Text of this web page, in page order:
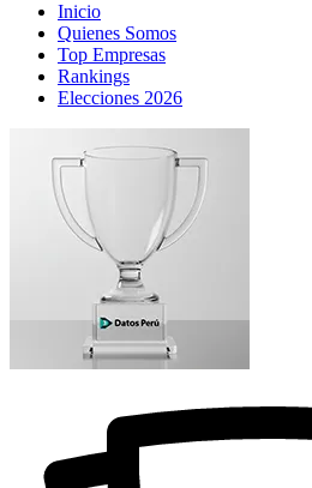
Inicio
Quienes Somos
Top Empresas
Rankings
Elecciones 2026